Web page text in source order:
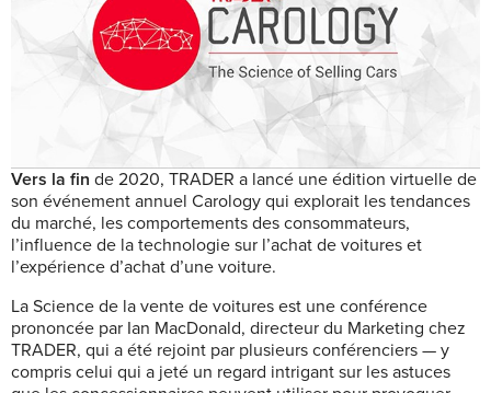
Vers la fin de 2020, TRADER a lancé une édition virtuelle de
son événement annuel Carology qui explorait les tendances
du marché, les comportements des consommateurs,
l’influence de la technologie sur l’achat de voitures et
l’expérience d’achat d’une voiture.
La Science de la vente de voitures est une conférence
prononcée par Ian MacDonald, directeur du Marketing chez
TRADER, qui a été rejoint par plusieurs conférenciers — y
compris celui qui a jeté un regard intrigant sur les astuces